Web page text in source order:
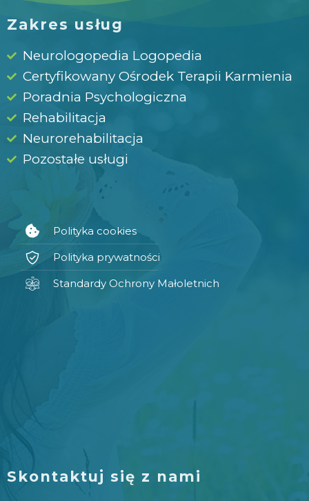
Zakres usług
Neurologopedia Logopedia
Certyfikowany Ośrodek Terapii Karmienia
Poradnia Psychologiczna
Rehabilitacja
Neurorehabilitacja
Pozostałe usługi
Polityka cookies
Polityka prywatności
Standardy Ochrony Małoletnich
Skontaktuj się z nami